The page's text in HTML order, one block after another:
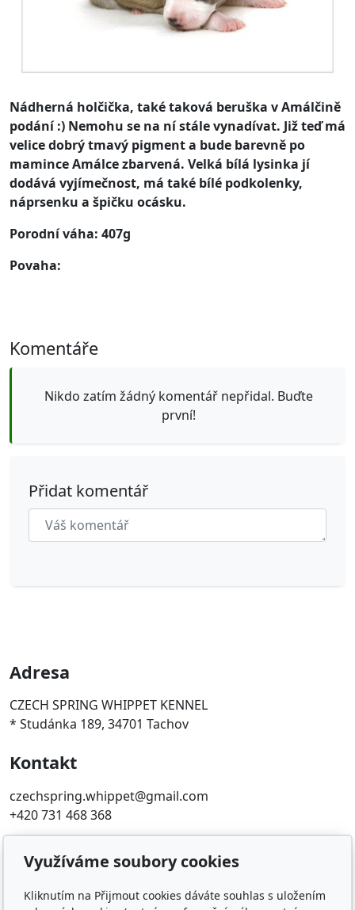
Nádherná holčička, také taková beruška v Amálčině
podání :) Nemohu se na ní stále vynadívat. Již teď má
velice dobrý tmavý pigment a bude barevně po
mamince Amálce zbarvená. Velká bílá lysinka jí
dodává vyjímečnost, má také bílé podkolenky,
náprsenku a špičku ocásku.
Porodní váha: 407g
Povaha:
Komentáře
Nikdo zatím žádný komentář nepřidal. Buďte
první!
Přidat komentář
Adresa
CZECH SPRING WHIPPET KENNEL
* Studánka 189, 34701 Tachov
Kontakt
czechspring.whippet@gmail.com
+420 731 468 368
Oblíbené odkazy
Whippet Fun Club
Využíváme soubory cookies
Kliknutím na Přijmout cookies dáváte souhlas s uložením